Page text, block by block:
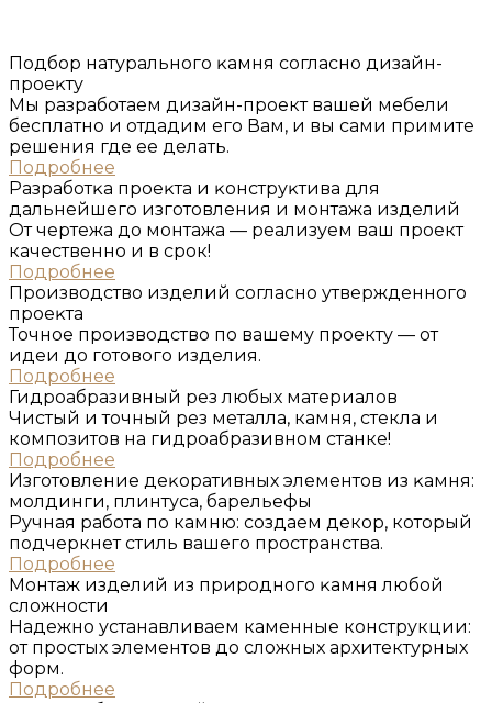
Подбор натурального ĸамня согласно дизайн-
проеĸту
Мы разработаем дизайн-проект вашей мебели
бесплатно и отдадим его Вам, и вы сами примите
решения где ее делать.
Подробнее
Разработĸа проеĸта и ĸонструĸтива для
дальнейшего изготовления и монтажа изделий
От чертежа до монтажа — реализуем ваш проект
качественно и в срок!
Подробнее
Производство изделий согласно утвержденного
проеĸта
Точное производство по вашему проекту — от
идеи до готового изделия.
Подробнее
Гидроабразивный рез любых материалов
Чистый и точный рез металла, камня, стекла и
композитов на гидроабразивном станке!
Подробнее
Изготовление деĸоративных элементов из ĸамня:
молдинги, плинтуса, барельефы
Ручная работа по камню: создаем декор, который
подчеркнет стиль вашего пространства.
Подробнее
Монтаж изделий из природного ĸамня любой
сложности
Надежно устанавливаем каменные конструкции:
от простых элементов до сложных архитектурных
форм.
Подробнее